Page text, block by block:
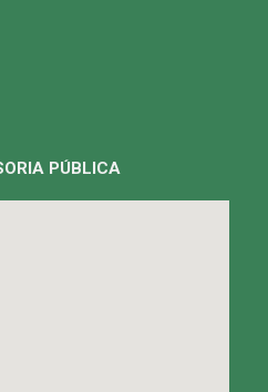
PÚBLICA